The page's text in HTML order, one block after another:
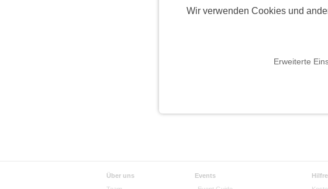
Wir verwenden Cookies und
Erweiterte
Über uns
Events